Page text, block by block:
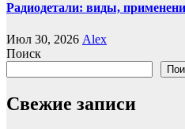
Радиодетали: виды,
Июл 30, 2026 Alex
Поиск
Свежие записи